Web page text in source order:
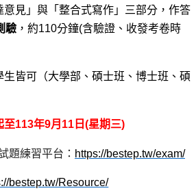
意見」與「整合式寫作」三部分，作答
驗 ，約110分鐘(含驗證、收發考卷時
生皆可（大學部、碩士班、博士班、碩
至113年9月11日(星期三)
題練習平台： https://bestep.tw/exam/
bestep.tw/Resource/